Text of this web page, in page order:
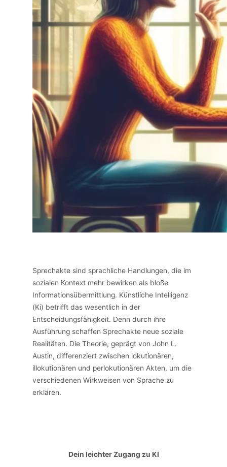
Sprechakte sind sprachliche Handlungen, die im
sozialen Kontext mehr bewirken als bloße
Informationsübermittlung. Künstliche Intelligenz
(Ki) betrifft das wesentlich in der
Entscheidungsfähigkeit. Denn durch ihre
Ausführung schaffen Sprechakte neue soziale
Realitäten. Die Theorie, geprägt von John L.
Austin, differenziert zwischen lokutionären,
illokutionären und perlokutionären Akten, um die
verschiedenen Wirkweisen von Sprache zu
erklären.
Dein leichter Zugang zu KI